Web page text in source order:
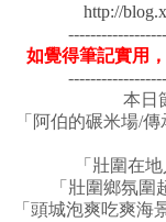
http://
如覺得筆記實用
本日
「阿伯的碾米場/
「 壯圍在
「壯圍鄉氛圍
「 頭城泡爽吃爽海